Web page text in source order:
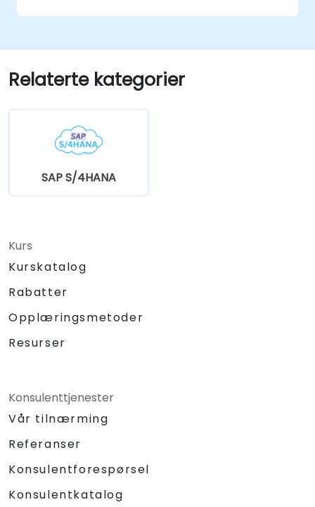
Relaterte kategorier
SAP S/4HANA
Kurs
Kurskatalog
Rabatter
Opplæringsmetoder
Resurser
Konsulenttjenester
Vår tilnærming
Referanser
Konsulentforespørsel
Konsulentkatalog